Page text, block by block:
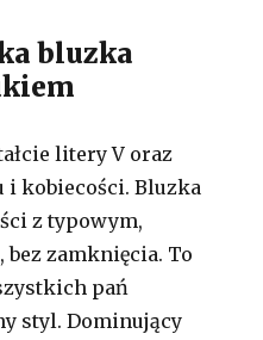
bluzka
litery V oraz
i kobiecości. Bluzka
z typowym,
zamknięcia. To
pań
styl. Dominujący